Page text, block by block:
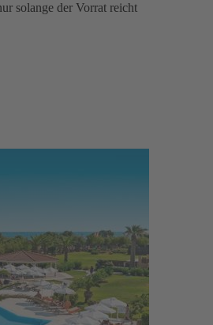
solange der Vorrat reicht